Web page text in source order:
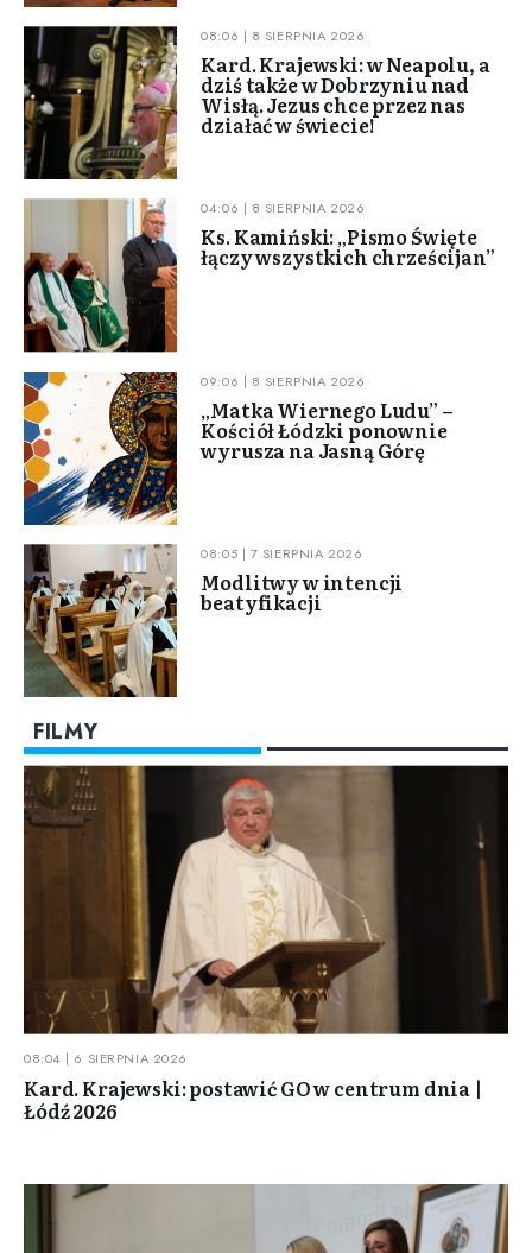
08:06 | 8 SIERPNIA 2026
Kard. Krajewski: w Neapolu, a
dziś także w Dobrzyniu nad
Wisłą. Jezus chce przez nas
działać w świecie!
04:06 | 8 SIERPNIA 2026
Ks. Kamiński: „Pismo Święte
łączy wszystkich chrześcijan”
09:06 | 8 SIERPNIA 2026
„Matka Wiernego Ludu” –
Kościół Łódzki ponownie
wyrusza na Jasną Górę
08:05 | 7 SIERPNIA 2026
Modlitwy w intencji
beatyfikacji
FILMY
08:04 | 6 SIERPNIA 2026
Kard. Krajewski: postawić GO w centrum dnia |
Łódź 2026